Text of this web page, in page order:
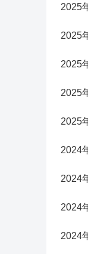
2025
2025
2025
2025
2025
2024
2024
2024
2024